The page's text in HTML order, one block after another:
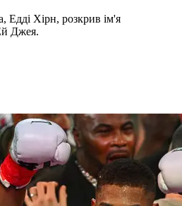
Хірн, розкрив ім'я
Джея.